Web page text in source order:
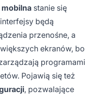
stanie się
będą
przenośne, a
ekranów, bo
programami
Pojawią się też
, pozwalające